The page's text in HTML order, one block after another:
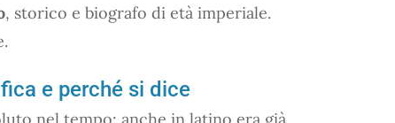
, storico e biografo di età imperiale.
e perché si dice